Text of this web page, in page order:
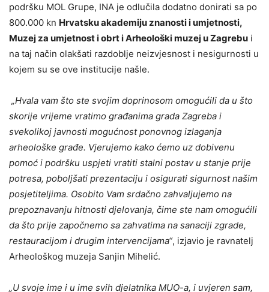
podršku MOL Grupe, INA je odlučila dodatno donirati sa po
800.000 kn Hrvatsku akademiju znanosti i umjetnosti,
Muzej za umjetnost i obrt i Arheološki muzej u Zagrebu i
na taj način olakšati razdoblje neizvjesnost i nesigurnosti u
kojem su se ove institucije našle.
„Hvala vam što ste svojim doprinosom omogućili da u što
skorije vrijeme vratimo građanima grada Zagreba i
svekolikoj javnosti mogućnost ponovnog izlaganja
arheološke građe. Vjerujemo kako ćemo uz dobivenu
pomoć i podršku uspjeti vratiti stalni postav u stanje prije
potresa, poboljšati prezentaciju i osigurati sigurnost našim
posjetiteljima. Osobito Vam srdačno zahvaljujemo na
prepoznavanju hitnosti djelovanja, čime ste nam omogućili
da što prije započnemo sa zahvatima na sanaciji zgrade,
restauracijom i drugim intervencijama“, izjavio je ravnatelj
Arheološkog muzeja Sanjin Mihelić.
„U svoje ime i u ime svih djelatnika MUO-a, i uvjeren sam,